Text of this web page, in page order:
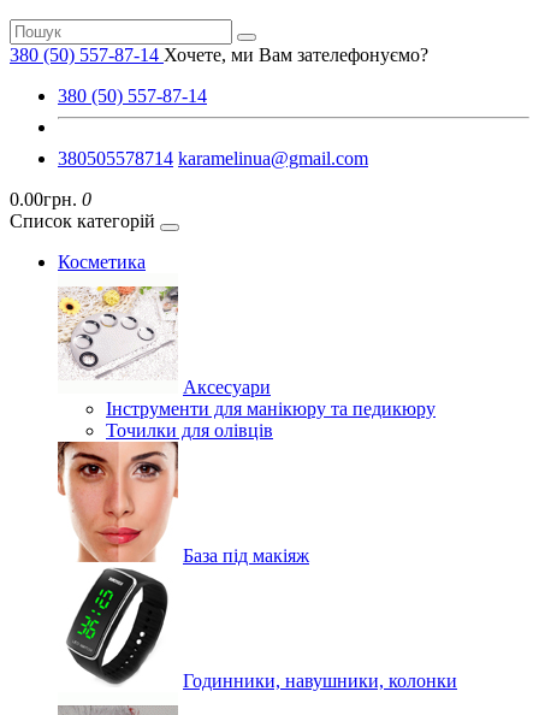
380 (50) 557-87-14 Хочете, ми Вам зателефонуємо?
380 (50) 557-87-14
380505578714 karamelinua@gmail.com
0.00грн. 0
Список категорій
Косметика
Аксесуари
Інструменти для манікюру та педикюру
Точилки для олівців
База під макіяж
Годинники, навушники, колонки